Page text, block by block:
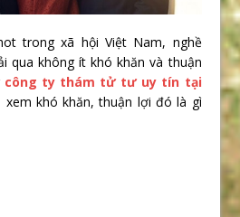
trong xã hội Việt Nam, nghề
qua không ít khó khăn và thuận
công ty thám tử tư uy tín tại
xem khó khăn, thuận lợi đó là gì